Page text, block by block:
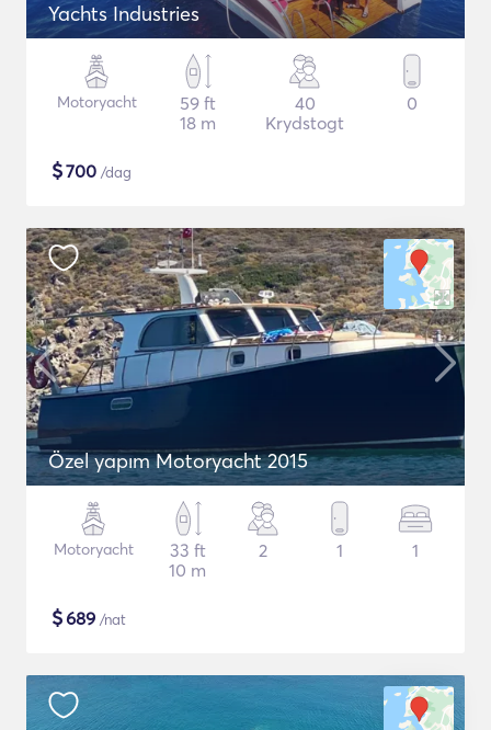
Yachts Industries
Motoryacht
59 ft
18 m
40
Krydstogt
0
$700 /dag
Özel yapım Motoryacht 2015
Motoryacht
33 ft
10 m
2 1 1
$689 /nat